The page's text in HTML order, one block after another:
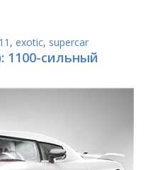
, exotic, supercar
1100-сильный